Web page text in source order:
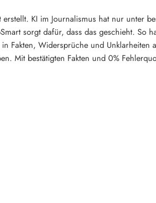
KI im Journalismus hat nur unter
sorgt dafür, dass das geschieht. So
Fakten, Widersprüche und Unklarheiten
Mit bestätigten Fakten und 0%